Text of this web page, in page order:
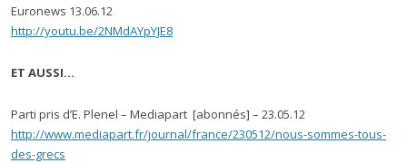
Euronews 13.06.12
http://youtu.be/2NMdAYpYJE8
ET AUSSI…
Parti pris d’E. Plenel – Mediapart [abonnés] – 23.05.12
http://www.mediapart.fr/journal/france/230512/nous-sommes-tous-
des-grecs